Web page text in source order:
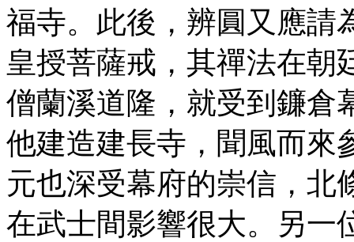
福寺。此後，辨圓又應請
皇授菩薩戒，其禪法在朝
僧蘭溪道隆，就受到鐮倉
他建造建長寺，聞風而來
元也深受幕府的崇信，北
在武士間影響很大。另一